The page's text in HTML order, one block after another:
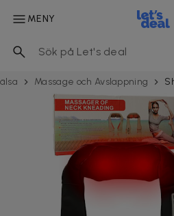
MENY
Massage och Av­slappning